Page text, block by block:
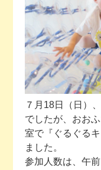
７月18日（日）
でしたが、おお
室で『ぐるぐる
ました。
参加人数は、午